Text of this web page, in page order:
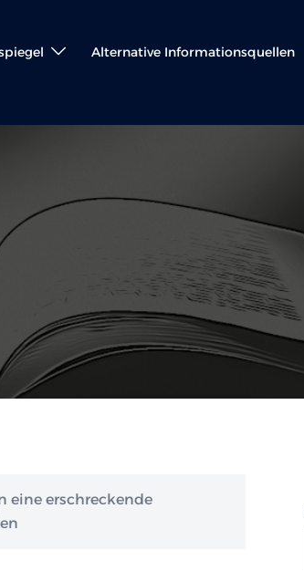
Alternative Informationsquellen
eine erschreckende